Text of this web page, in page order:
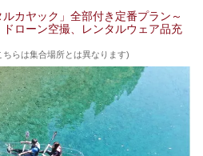
ましょう。
してきましょう♪
ルカヤック」全部付き定番プラン～
ローン空撮、レンタルウェア品充
らは集合場所とは異なります)